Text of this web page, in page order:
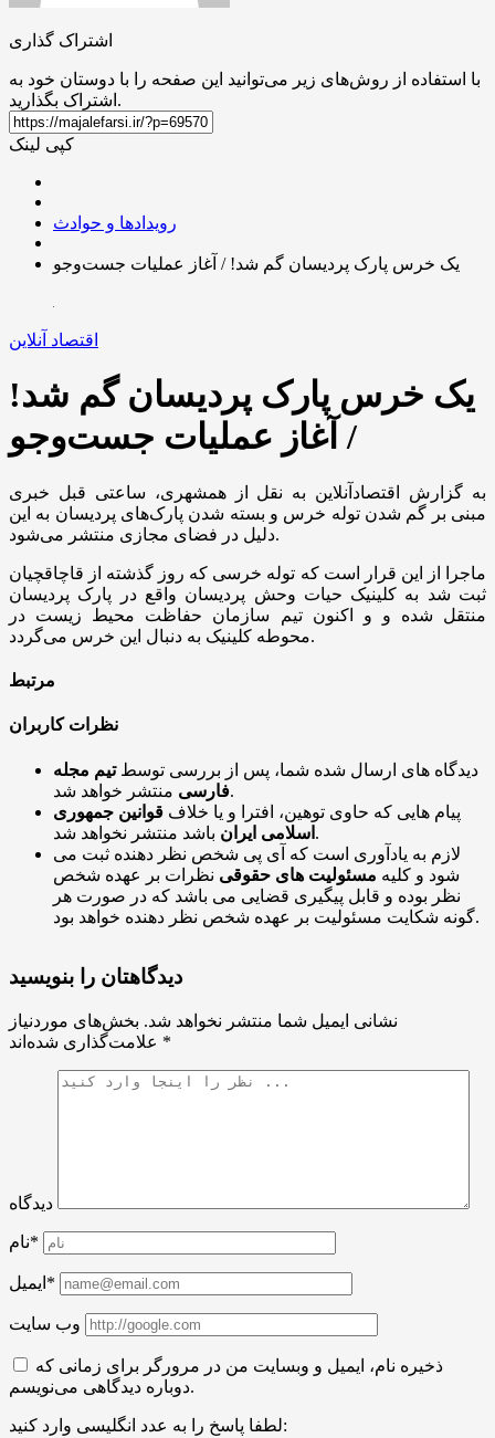
اشتراک گذاری
با استفاده از روش‌های زیر می‌توانید این صفحه را با دوستان خود به
اشتراک بگذارید.
کپی لینک
رویدادها و حوادث
یک خرس پارک پردیسان گم شد! / آغاز عملیات جست‌و‌جو
اقتصاد آنلاین
یک خرس پارک پردیسان گم شد!
/ آغاز عملیات جست‌و‌جو
به گزارش اقتصادآنلاین به نقل از همشهری، ساعتی قبل خبری
مبنی بر گم شدن توله خرس و بسته شدن پارک‌های پردیسان به این
دلیل در فضای مجازی منتشر می‌شود.
ماجرا از این قرار است که توله خرسی که روز گذشته از قاچاقچیان
ثبت شد به کلینیک حیات وحش پردیسان واقع در پارک پردیسان
منتقل شده و و اکنون تیم سازمان حفاظت محیط زیست در
محوطه کلینیک به دنبال این خرس می‌گردد.
مرتبط
نظرات کاربران
دیدگاه های ارسال شده شما، پس از بررسی توسطتیم مجله
فارسیمنتشر خواهد شد.
پیام هایی که حاوی توهین، افترا و یا خلاف قوانین جمهوری
اسلامی ایران باشد منتشر نخواهد شد.
لازم به یادآوری است که آی پی شخص نظر دهنده ثبت می
شود و کلیه مسئولیت های حقوقی نظرات بر عهده شخص
نظر بوده و قابل پیگیری قضایی می باشد که در صورت هر
گونه شکایت مسئولیت بر عهده شخص نظر دهنده خواهد بود.
دیدگاهتان را بنویسید
نشانی ایمیل شما منتشر نخواهد شد. بخش‌های موردنیاز
*
دیدگاه
نام*
ایمیل*
وب سایت
ذخیره نام، ایمیل و وبسایت من در مرورگر برای زمانی که
دوباره دیدگاهی می‌نویسم.
لطفا پاسخ را به عدد انگلیسی وارد کنید: